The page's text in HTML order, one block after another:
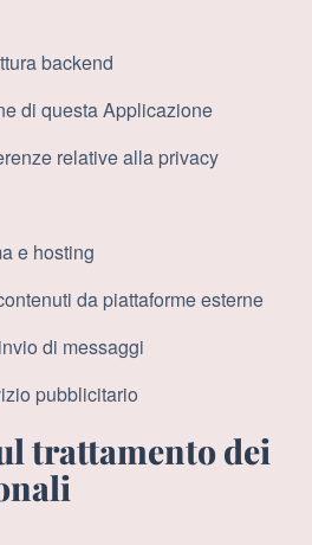
backend
di questa Applicazione
relative alla privacy
e hosting
da piattaforme esterne
di messaggi
pubblicitario
trattamento dei